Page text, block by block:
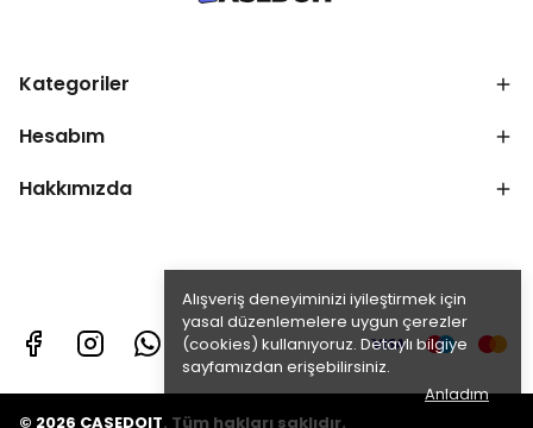
Alışveriş deneyiminizi iyileştirmek için
yasal düzenlemelere uygun çerezler
(cookies) kullanıyoruz. Detaylı bilgiye
sayfamızdan erişebilirsiniz.
Anladım
Kategoriler
Hesabım
Hakkımızda
© 2026 CASEDOIT. Tüm hakları saklıdır.